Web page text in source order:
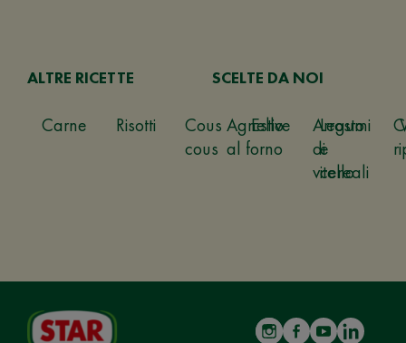
ALTRE RICETTE
Carne Risotti
Cous
cous
Estive
Legumi
e
cereali
SCELTE DA NOI
Agnello
al forno
Arrosto
di
vitello